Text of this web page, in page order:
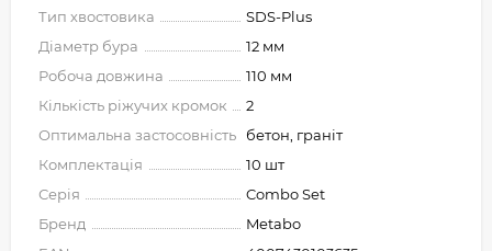
Тип хвостовика
SDS-Plus
Діаметр бура
12 мм
Робоча довжина
110 мм
Кількість ріжучих кромок
2
Оптимальна застосовність
бетон, граніт
Комплектація
10 шт
Серія
Combo Set
Бренд
Metabo